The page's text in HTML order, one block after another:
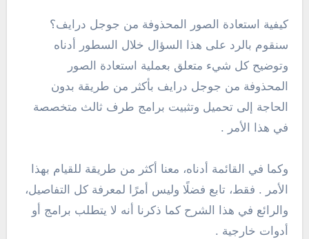
كيفية استعادة الصور المحذوفة من جوجل درايف؟
سنقوم بالرد على هذا السؤال خلال السطور أدناه
وتوضيح كل شيء متعلق بعملية استعادة الصور
المحذوفة من جوجل درايف بأكثر من طريقة بدون
الحاجة إلى تحميل وتثبيت برامج طرف ثالث متخصصة
في هذا الأمر .
وكما في القائمة أدناه، معنا أكثر من طريقة للقيام بهذا
الأمر . فقط، تابع فضلًا وليس أمرًا لمعرفة كل التفاصيل،
والرائع في هذا الشرح كما ذكرنا أنه لا يتطلب برامج أو
أدوات خارجية .